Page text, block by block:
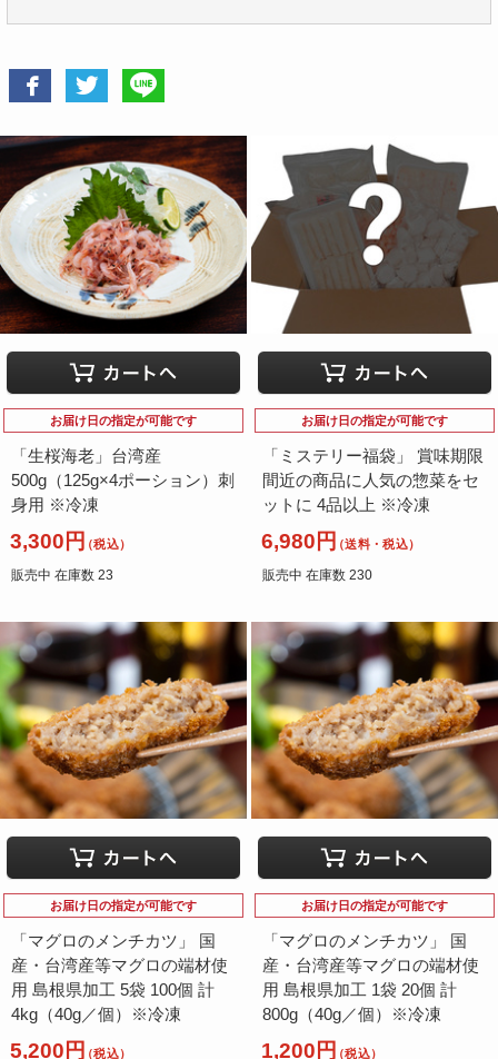
お届け日の指定が可能です
「生桜海老」台湾産
500g（125g×4ポーション）刺
身用 ※冷凍
3,300円（税込）
販売中 在庫数 23
お届け日の指定が可能です
「ミステリー福袋」 賞味期限
間近の商品に人気の惣菜をセ
ットに 4品以上 ※冷凍
6,980円（送料・税込）
販売中 在庫数 230
お届け日の指定が可能です
「マグロのメンチカツ」 国
産・台湾産等マグロの端材使
用 島根県加工 5袋 100個 計
4kg（40g／個）※冷凍
5,200円（税込）
お届け日の指定が可能です
「マグロのメンチカツ」 国
産・台湾産等マグロの端材使
用 島根県加工 1袋 20個 計
800g（40g／個）※冷凍
1,200円（税込）